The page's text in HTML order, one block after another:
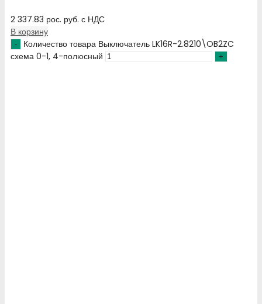
2 337.83 рос. руб. с НДС
В корзину
Количество товара Выключатель LK16R-2.8210\OB2ZC
схема 0-1, 4-полюсный